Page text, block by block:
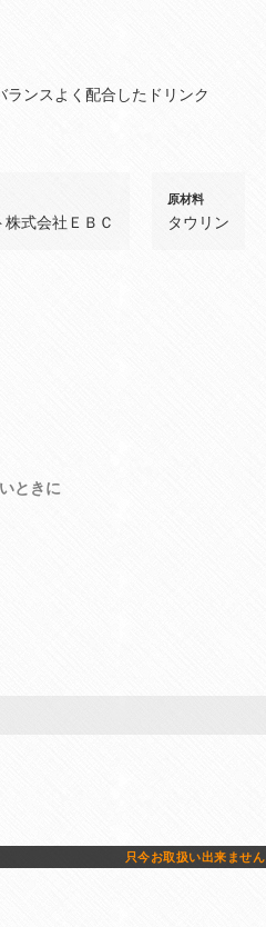
ンスよく配合したドリンク
式会社ＥＢＣ
原材料
タウリン
ときに
只今お取扱い出来ません